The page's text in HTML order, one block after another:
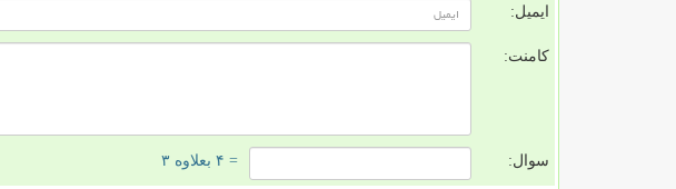
ایمیل:
کامنت:
سوال: = ۴ بعلاوه ۳